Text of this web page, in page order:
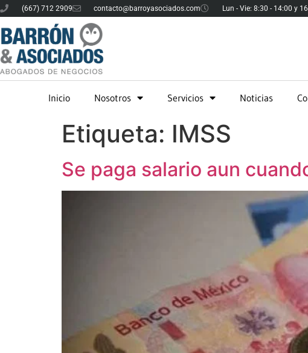
(667) 712 2909 contacto@barroyasociados.com Lun - Vie: 8:30 - 14:00 y
Inicio Nosotros Servicios Noticias
Etiqueta: IMSS
Se paga salario aun